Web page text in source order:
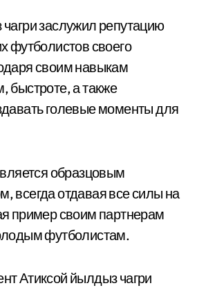
заслужил репутацию
футболистов своего
своим навыкам
быстроте, а также
голевые моменты для
образцовым
всегда отдавая все силы на
пример своим партнерам
футболистам.
Атиксой йылдыз чагри